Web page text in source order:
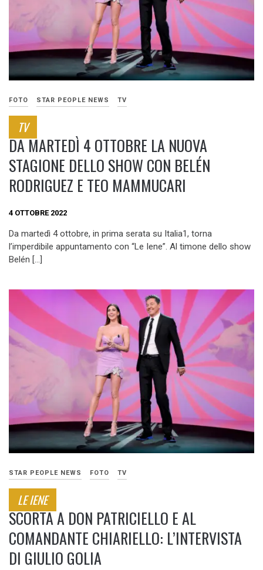
FOTO STAR PEOPLE NEWS TV
TV
DA MARTEDÌ 4 OTTOBRE LA NUOVA
STAGIONE DELLO SHOW CON BELÉN
RODRIGUEZ E TEO MAMMUCARI
4 OTTOBRE 2022
Da martedì 4 ottobre, in prima serata su Italia1, torna
l’imperdibile appuntamento con “Le Iene”. Al timone dello show
Belén […]
STAR PEOPLE NEWS FOTO TV
LE IENE
SCORTA A DON PATRICIELLO E AL
COMANDANTE CHIARIELLO: L’INTERVISTA
DI GIULIO GOLIA